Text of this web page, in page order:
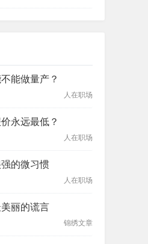
能做量产？
人在职场
永远最低？
人在职场
的微习惯
人在职场
丽的谎言
锦绣文章